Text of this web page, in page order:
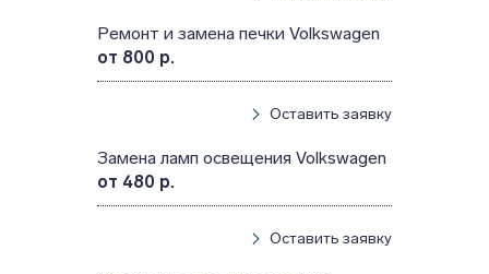
Ремонт и замена печки Volkswagen
от 800 р.
Оставить заявку
Замена ламп освещения Volkswagen
от 480 р.
Оставить заявку